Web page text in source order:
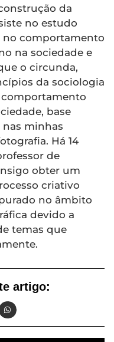
da
no estudo
comportamento
na sociedade e
o circunda,
da sociologia
base
minhas
Há 14
de
obter um
criativo
no âmbito
devido a
temas que
artigo: